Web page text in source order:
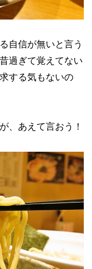
自信が無いと言う
過ぎて覚えてない
する気もないの
、あえて言おう！